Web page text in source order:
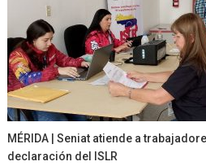
MÉRIDA | Seniat atiende a
declaración del ISLR